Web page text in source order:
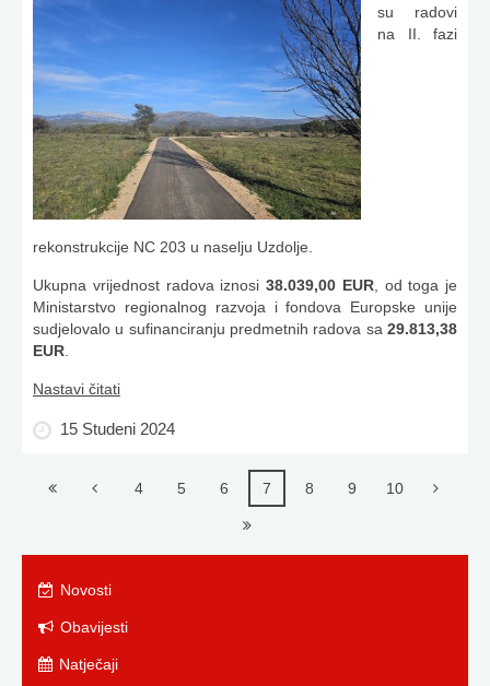
su radovi
na II. fazi
rekonstrukcije NC 203 u naselju Uzdolje.
Ukupna vrijednost radova iznosi 38.039,00 EUR, od toga je
Ministarstvo regionalnog razvoja i fondova Europske unije
sudjelovalo u sufinanciranju predmetnih radova sa 29.813,38
EUR
Nastavi čitati
15 Studeni 2024
4 5 6 7 8 9 10
Novosti
Obavijesti
Natječaji